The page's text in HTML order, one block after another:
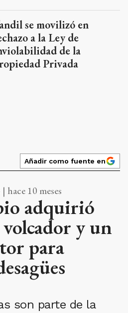
se movilizó en
a la Ley de
de la
Privada
Añadir como fuente en
hace 10 meses
adquirió
y un
para
son parte de la